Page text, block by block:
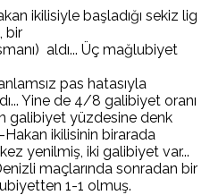
ikilisiyle başladığı sekiz lig
bir
aldı... Üç mağlubiyet
pas hatasıyla
Yine de 4/8 galibiyet oranı
galibiyet yüzdesine denk
ikilisinin birarada
yenilmiş, iki galibiyet var...
maçlarında sonradan bir
1-1 olmuş.